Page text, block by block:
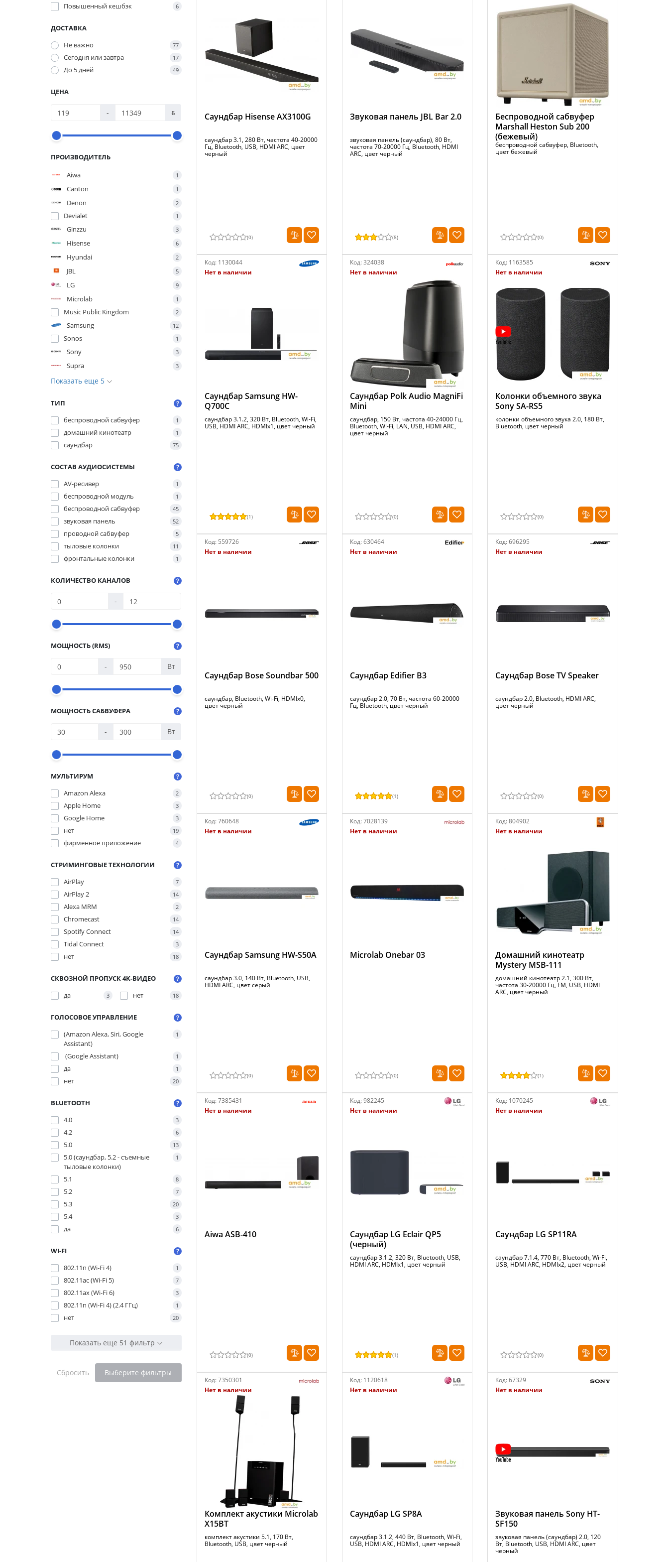
Повышенный кешбэк 6
ДОСТАВКА
Не важно
77
Сегодня или завтра 17
До 5 дней 49
ЦЕНА
- ƃ
ПРОИЗВОДИТЕЛЬ
Aiwa
1
Canton 1
Denon 2
Devialet 1
Ginzzu 3
Hisense 6
Hyundai 2
JBL 5
LG 9
Microlab 1
Music Public Kingdom 2
Samsung 12
Sonos 1
Sony 3
Supra 3
Показать еще 5
ТИП
беспроводной сабвуфер
1
домашний кинотеатр 1
саундбар 75
СОСТАВ АУДИОСИСТЕМЫ
AV-ресивер
1
беспроводной модуль 1
беспроводной сабвуфер 45
звуковая панель 52
проводной сабвуфер 5
тыловые колонки 11
фронтальные колонки 1
КОЛИЧЕСТВО КАНАЛОВ
-
МОЩНОСТЬ (RMS)
- Вт
МОЩНОСТЬ САБВУФЕРА
- Вт
МУЛЬТИРУМ
Amazon Alexa
2
Apple Home 3
Google Home 3
нет 19
фирменное приложение 4
СТРИМИНГОВЫЕ ТЕХНОЛОГИИ
AirPlay
7
AirPlay 2 14
Alexa MRM 2
Chromecast 14
Spotify Connect 14
Tidal Connect 3
нет 18
СКВОЗНОЙ ПРОПУСК 4K-ВИДЕО
да
3 нет 18
ГОЛОСОВОЕ УПРАВЛЕНИЕ
(Amazon Alexa, Siri, Google
Assistant)
1
(Google Assistant) 1
да 1
нет 20
BLUETOOTH
4.0
3
4.2 6
5.0 13
5.0 (саундбар, 5.2 - съемные
тыловые колонки)
1
5.1 8
5.2 7
5.3 20
5.4 3
да 6
WI-FI
802.11n (Wi-Fi 4)
1
802.11ac (Wi-Fi 5) 7
802.11ax (Wi-Fi 6) 3
802.11n (Wi-Fi 4) (2.4 ГГц) 1
нет 20
Показать еще 51 фильтр
Сбросить Выберите фильтры
Саундбар Hisense AX3100G
саундбар 3.1, 280 Вт, частота 40-20000
Гц, Bluetooth, USB, HDMI ARC, цвет
черный
(0)
Звуковая панель JBL Bar 2.0
звуковая панель (саундбар), 80 Вт,
частота 70-20000 Гц, Bluetooth, HDMI
ARC, цвет черный
(8)
Беспроводной сабвуфер
Marshall Heston Sub 200
(бежевый)
беспроводной сабвуфер, Bluetooth,
цвет бежевый
(0)
Код: 1130044
Нет в наличии
Саундбар Samsung HW-
Q700C
саундбар 3.1.2, 320 Вт, Bluetooth, Wi-Fi,
USB, HDMI ARC, HDMIx1, цвет черный
(1)
Код:324038
Нет в наличии
Саундбар Polk Audio MagniFi
Mini
саундбар, 150 Вт, частота 40-24000 Гц,
Bluetooth, Wi-Fi, LAN, USB, HDMI ARC,
цвет черный
(0)
Код: 1163585
Нет в наличии
Колонки объемного звука
Sony SA-RS5
колонки объемного звука 2.0, 180 Вт,
Bluetooth, цвет черный
(0)
Код: 559726
Нет в наличии
Саундбар Bose Soundbar 500
саундбар, Bluetooth, Wi-Fi, HDMIx0,
цвет черный
(0)
Код:630464
Нет в наличии
Саундбар Edifier B3
саундбар 2.0, 70 Вт, частота 60-20000
Гц, Bluetooth, цвет черный
(1)
Код:696295
Нет в наличии
Саундбар Bose TV Speaker
саундбар 2.0, Bluetooth, HDMI ARC,
цвет черный
(0)
Код:760648
Нет в наличии
Саундбар Samsung HW-S50A
саундбар 3.0, 140 Вт, Bluetooth, USB,
HDMI ARC, цвет серый
(0)
Код:7028139
Нет в наличии
Microlab Onebar 03
(0)
Код:804902
Нет в наличии
Домашний кинотеатр
Mystery MSB-111
домашний кинотеатр 2.1, 300 Вт,
частота 30-20000 Гц, FM, USB, HDMI
ARC, цвет черный
(1)
Код:7385431
Нет в наличии
Aiwa ASB-410
(0)
Код:982245
Нет в наличии
Саундбар LG Eclair QP5
(черный)
саундбар 3.1.2, 320 Вт, Bluetooth, USB,
HDMI ARC, HDMIx1, цвет черный
(1)
Код: 1070245
Нет в наличии
Саундбар LG SP11RA
саундбар 7.1.4, 770 Вт, Bluetooth, Wi-Fi,
USB, HDMI ARC, HDMIx2, цвет черный
(0)
Код:7350301
Нет в наличии
Комплект акустики Microlab
X15BT
комплект акустики 5.1, 170 Вт,
Bluetooth, USB, цвет черный
Код: 1120618
Нет в наличии
Саундбар LG SP8A
саундбар 3.1.2, 440 Вт, Bluetooth, Wi-Fi,
USB, HDMI ARC, HDMIx1, цвет черный
Код:67329
Нет в наличии
Звуковая панель Sony HT-
SF150
звуковая панель (саундбар) 2.0, 120
Вт, Bluetooth, USB, HDMI ARC, цвет
черный